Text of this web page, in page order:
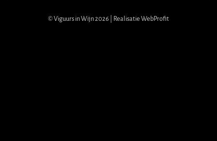
© Viguurs in Wijn 2026 | Realisatie WebProfit